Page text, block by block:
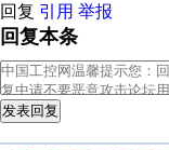
回复 引用 举报
回复本条
发表回复